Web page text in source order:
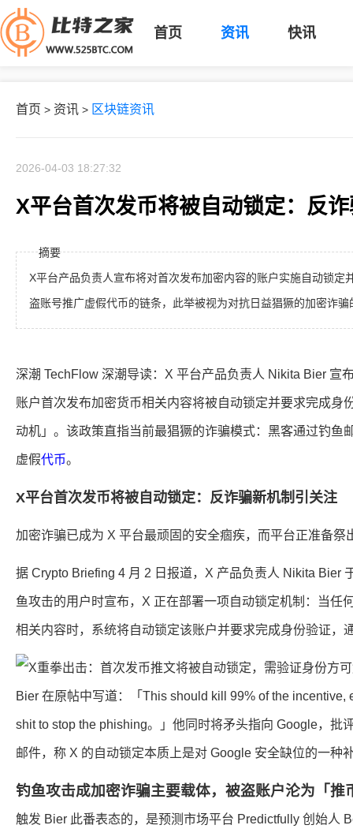
首页 资讯 快讯
首页 > 资讯 > 区块链资讯
2026-04-03 18:27:32
X平台首次发币将被自动锁定：反
摘要
X平台产品负责人宣布将对首次发布加密内容的账户实施自动锁定
盗账号推广虚假代币的链条，此举被视为对抗日益猖獗的加密诈骗
深潮 TechFlow 深潮导读：X 平台产品负责人 Nikita Bier 宣
账户首次发布加密货币相关内容将被自动锁定并要求完成身
动机」。该政策直指当前最猖獗的诈骗模式：黑客通过钓鱼
虚假代币。
X平台首次发币将被自动锁定：反诈骗新机制引关注
加密诈骗已成为 X 平台最顽固的安全痼疾，而平台正准备祭
据 Crypto Briefing 4 月 2 日报道，X 产品负责人 Nikita Bier
鱼攻击的用户时宣布，X 正在部署一项自动锁定机制：当任
相关内容时，系统将自动锁定该账户并要求完成身份验证，
Bier 在原帖中写道：「This should kill 99% of the
shit to stop the phishing。」他同时将矛头指向 Google，批
邮件，称 X 的自动锁定本质上是对 Google 安全缺位的一种
钓鱼攻击成加密诈骗主要载体，被盗账户沦为「推
触发 Bier 此番表态的，是预测市场平台 Predictfully 创始人